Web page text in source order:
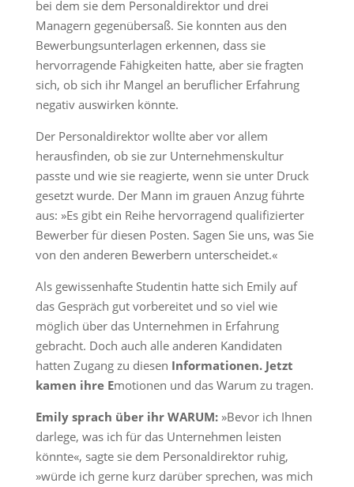
bei dem sie dem Personaldirektor und drei
Managern gegenübersaß. Sie konnten aus den
Bewerbungsunterlagen erkennen, dass sie
hervorragende Fähigkeiten hatte, aber sie fragten
sich, ob sich ihr Mangel an beruflicher Erfahrung
negativ auswirken könnte.
Der Personaldirektor wollte aber vor allem
herausfinden, ob sie zur Unternehmenskultur
passte und wie sie reagierte, wenn sie unter Druck
gesetzt wurde. Der Mann im grauen Anzug führte
aus: »Es gibt ein Reihe hervorragend qualifizierter
Bewerber für diesen Posten. Sagen Sie uns, was Sie
von den anderen Bewerbern unterscheidet.«
Als gewissenhafte Studentin hatte sich Emily auf
das Gespräch gut vorbereitet und so viel wie
möglich über das Unternehmen in Erfahrung
gebracht. Doch auch alle anderen Kandidaten
hatten Zugang zu diesen Informationen. Jetzt
kamen ihre Emotionen und das Warum zu tragen.
Emily sprach über ihr WARUM: »Bevor ich Ihnen
darlege, was ich für das Unternehmen leisten
könnte«, sagte sie dem Personaldirektor ruhig,
»würde ich gerne kurz darüber sprechen, was mich